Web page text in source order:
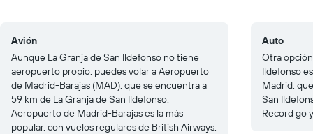
Avión
Aunque La Granja de San Ildefonso no tiene
aeropuerto propio, puedes volar a Aeropuerto
de Madrid-Barajas (MAD), que se encuentra a
59 km de La Granja de San Ildefonso.
Aeropuerto de Madrid-Barajas es la más
popular, con vuelos regulares de British Airways,
Auto
Otra
Ildefonso
Madrid,
San
Record go